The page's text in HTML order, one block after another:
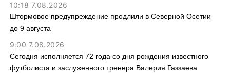
10:18 7.08.2026
Штормовое предупреждение продлили в Северной Осетии
до 9 августа
9:00 7.08.2026
Сегодня исполняется 72 года со дня рождения известного
футболиста и заслуженного тренера Валерия Газзаева